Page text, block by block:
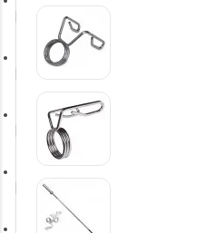
Баскетбольное оборудование
Массажное оборудование
Игротека